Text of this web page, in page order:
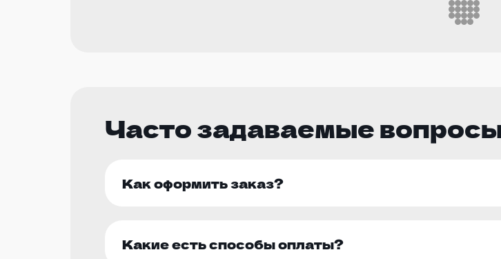
Часто задаваемые
Как оформить заказ?
Какие есть способы оплаты?